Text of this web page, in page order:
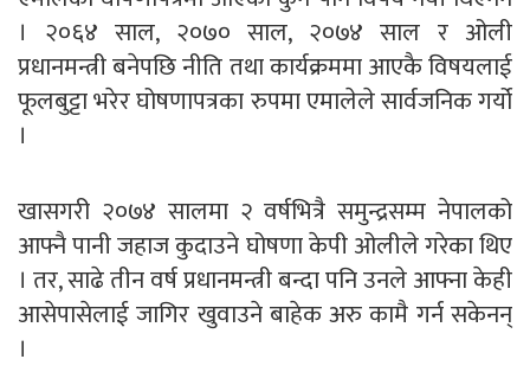
। २०६४ साल, २०७० साल, २०७४ साल र ओली
प्रधानमन्त्री बनेपछि नीति तथा कार्यक्रममा आएकै विषयलाई
फूलबुट्टा भरेर घोषणापत्रका रुपमा एमालेले सार्वजनिक गर्यो
।
खासगरी २०७४ सालमा २ वर्षभित्रै समुन्द्रसम्म नेपालको
आफ्नै पानी जहाज कुदाउने घोषणा केपी ओलीले गरेका थिए
। तर, साढे तीन वर्ष प्रधानमन्त्री बन्दा पनि उनले आफ्ना केही
आसेपासेलाई जागिर खुवाउने बाहेक अरु कामै गर्न सकेनन्
।